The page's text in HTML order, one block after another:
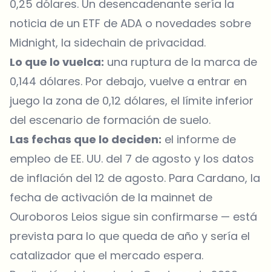
0,25 dólares. Un desencadenante sería la
noticia de un ETF de ADA o novedades sobre
Midnight, la sidechain de privacidad.
Lo que lo vuelca: una ruptura de la marca de
0,144 dólares. Por debajo, vuelve a entrar en
juego la zona de 0,12 dólares, el límite inferior
del escenario de formación de suelo.
Las fechas que lo deciden: el informe de
empleo de EE. UU. del 7 de agosto y los datos
de inflación del 12 de agosto. Para Cardano, la
fecha de activación de la mainnet de
Ouroboros Leios sigue sin confirmarse — está
prevista para lo que queda de año y sería el
catalizador que el mercado espera.